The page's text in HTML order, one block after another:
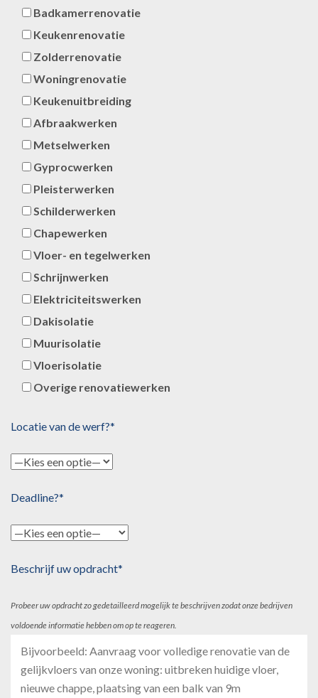
Badkamerrenovatie
Keukenrenovatie
Zolderrenovatie
Woningrenovatie
Keukenuitbreiding
Afbraakwerken
Metselwerken
Gyprocwerken
Pleisterwerken
Schilderwerken
Chapewerken
Vloer- en tegelwerken
Schrijnwerken
Elektriciteitswerken
Dakisolatie
Muurisolatie
Vloerisolatie
Overige renovatiewerken
Locatie van de werf?*
Deadline?*
Beschrijf uw opdracht*
Probeer uw opdracht zo gedetailleerd mogelijk te beschrijven zodat onze bedrijven
voldoende informatie hebben om op te reageren.